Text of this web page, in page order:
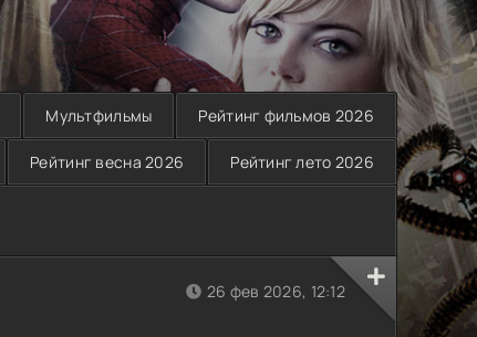
Мультфильмы Рейтинг фильмов 2026
Рейтинг весна 2026 Рейтинг лето 2026
26 фев 2026, 12:12